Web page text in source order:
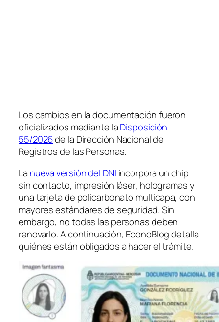
Los cambios en la documentación fueron
oficializados mediante laDisposición
55/2026de la Dirección Nacional de
Registros de las Personas.
La nueva versión del DNI incorpora un chip
sin contacto, impresión láser, hologramas y
una tarjeta de policarbonato multicapa, con
mayores estándares de seguridad. Sin
embargo, no todas las personas deben
renovarlo. A continuación, EconoBlog detalla
quiénes están obligados a hacer el trámite.